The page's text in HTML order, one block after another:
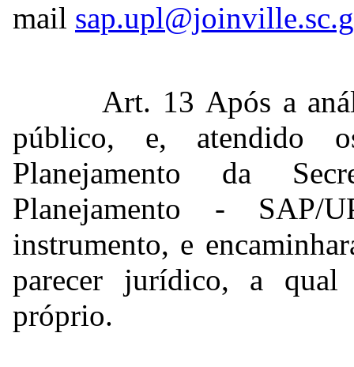
mail
Art. 13 Após a
público, e, atendido
Planejamento da
Planejamento -
instrumento, e
parecer jurídico, a qual
próprio.